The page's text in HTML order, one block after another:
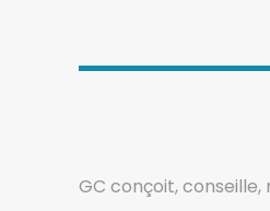
GC conçoit,